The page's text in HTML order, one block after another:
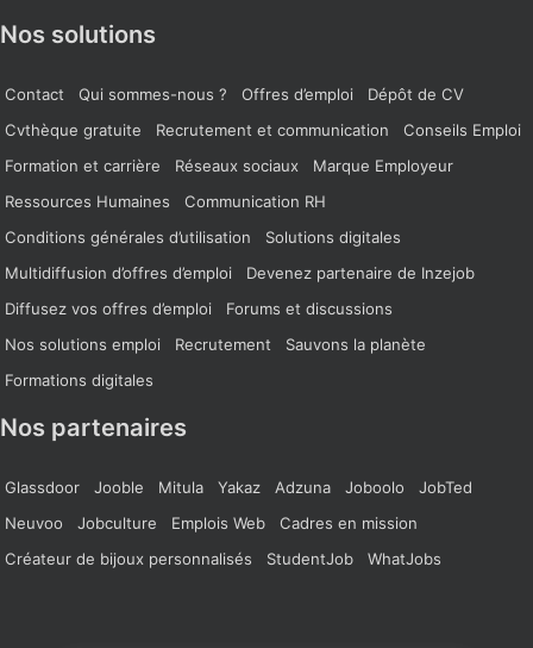
Nos solutions
Contact Qui sommes-nous ? Offres d’emploi
Dépôt de CV
Cvthèque gratuite
Recrutement et communication
Conseils Emploi
Formation et carrière
Réseaux sociaux
Marque Employeur
Ressources Humaines
Communication RH
Conditions générales d’utilisation
Solutions digitales
Multidiffusion d’offres d’emploi
Devenez partenaire de Inzejob
Diffusez vos offres d’emploi
Forums et discussions
Nos solutions emploi
Recrutement
Sauvons la planète
Formations digitales
Nos partenaires
Glassdoor Jooble Mitula Yakaz Adzuna Joboolo
JobTed
Neuvoo
Jobculture Emplois Web
Cadres en mission
Créateur de bijoux personnalisés
StudentJob WhatJobs